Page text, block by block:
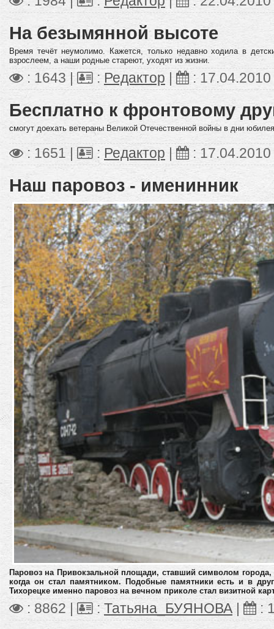
На безымянной высоте
Время течёт неумолимо. Кажется, только недавно ходила в
взрослеем, а наши родные стареют, уходят из жизни.
: 1643 | : Редактор : 17.04.2010
Бесплатно к фронтовому
смогут доехать ветераны Великой Отечественной войны в дни
: 1651 | : Редактор | : 17.04.2010
Наш паровоз - именинник
Паровоз на Привокзальной площади, ставший символом города,
когда он стал памятником. Подобные памятники есть и в
Тихорецке именно паровоз на вечном приколе стал визитной
: 8862 | :Татьяна_БУЯНОВА| :